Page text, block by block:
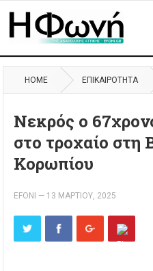
HOME ΕΠΙΚΑΙΡΌΤΗΤΑ
Νεκρός ο
στο τροχαίο στη
Κορωπίου
EFONI — 13 ΜΑΡΤΊΟΥ, 2025